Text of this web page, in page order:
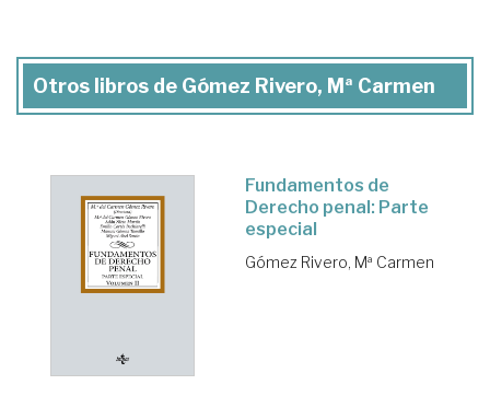
Otros libros de Gómez Rivero, Mª Carmen
Fundamentos de
Derecho penal: Parte
especial
Gómez Rivero, Mª Carmen